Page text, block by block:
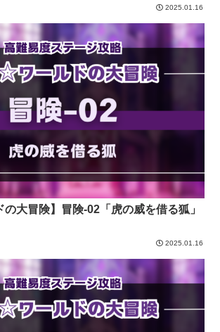
2025.01.16
大冒険】冒険-02「虎の威を借る狐」
2025.01.16